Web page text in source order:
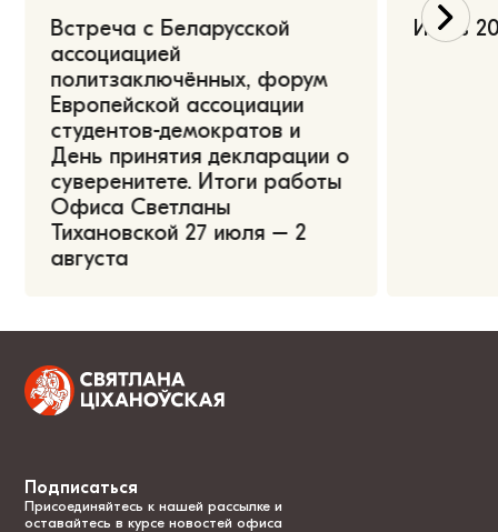
Встреча с Беларусской
ассоциацией
политзаключённых, форум
Европейской ассоциации
студентов-демократов и
День принятия декларации о
суверенитете. Итоги работы
Офиса Светланы
Тихановской 27 июля – 2
августа
Июль
Подписаться
Присоединяйтесь к нашей рассылке и
оставайтесь в курсе новостей офиса